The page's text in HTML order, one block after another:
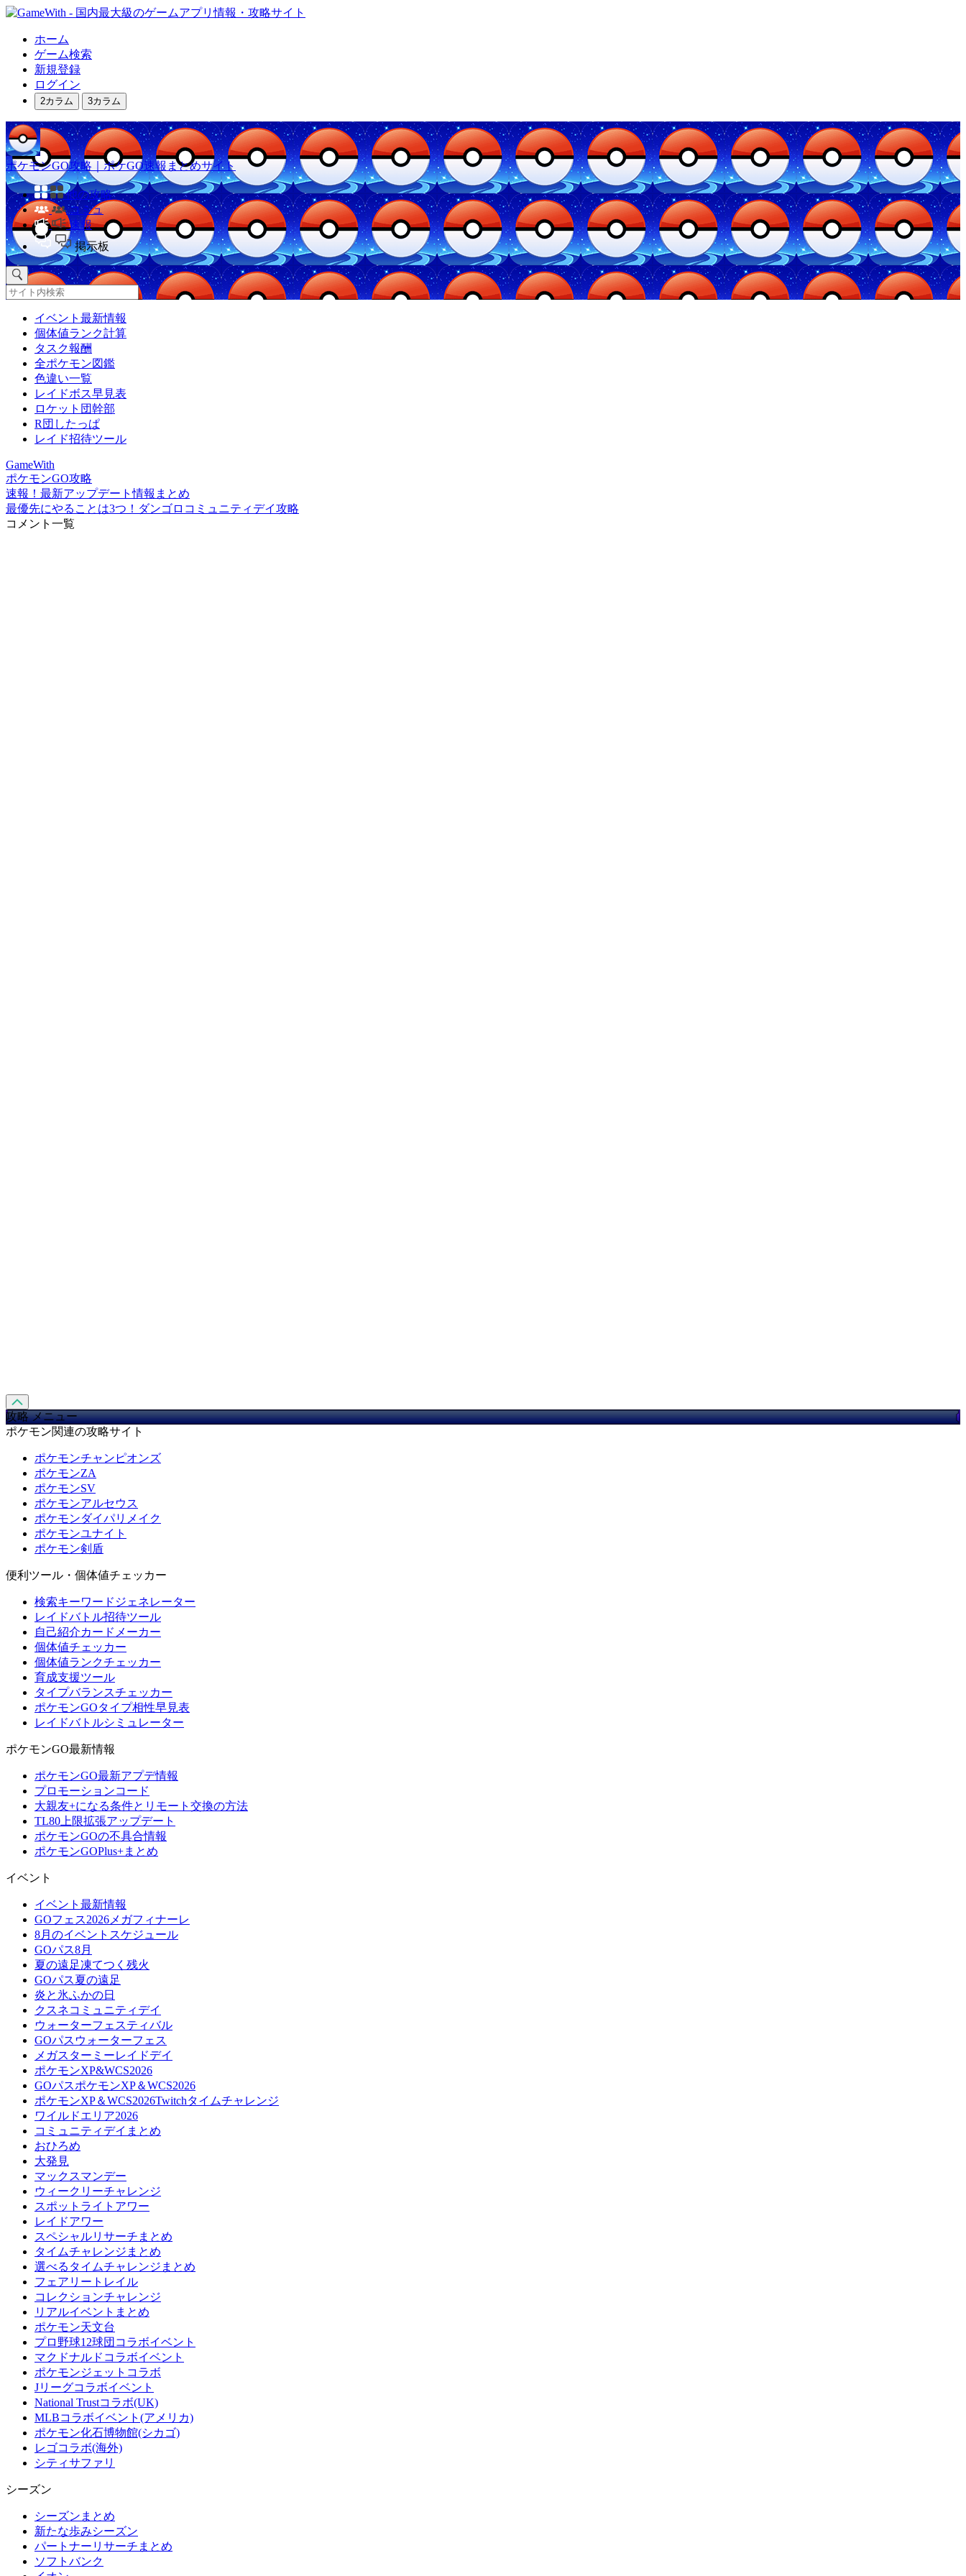
ホーム
ゲーム検索
新規登録
ログイン
2カラム 3カラム
ポケモンGO攻略｜ポケGO速報まとめサイト
他の攻略
コミュ
速報
掲示板
イベント最新情報
個体値ランク計算
タスク報酬
全ポケモン図鑑
色違い一覧
レイドボス早見表
ロケット団幹部
R団したっぱ
レイド招待ツール
GameWith
ポケモンGO攻略
速報！最新アップデート情報まとめ
最優先にやることは3つ！ダンゴロコミュニティデイ攻略
コメント一覧
攻略 メニュー
ポケモン関連の攻略サイト
ポケモンチャンピオンズ
ポケモンZA
ポケモンSV
ポケモンアルセウス
ポケモンダイパリメイク
ポケモンユナイト
ポケモン剣盾
便利ツール・個体値チェッカー
検索キーワードジェネレーター
レイドバトル招待ツール
自己紹介カードメーカー
個体値チェッカー
個体値ランクチェッカー
育成支援ツール
タイプバランスチェッカー
ポケモンGOタイプ相性早見表
レイドバトルシミュレーター
ポケモンGO最新情報
ポケモンGO最新アプデ情報
プロモーションコード
大親友+になる条件とリモート交換の方法
TL80上限拡張アップデート
ポケモンGOの不具合情報
ポケモンGOPlus+まとめ
イベント
イベント最新情報
GOフェス2026メガフィナーレ
8月のイベントスケジュール
GOパス8月
夏の遠足凍てつく残火
GOパス夏の遠足
炎と氷ふかの日
クスネコミュニティデイ
ウォーターフェスティバル
GOパスウォーターフェス
メガスターミーレイドデイ
ポケモンXP&WCS2026
GOパスポケモンXP＆WCS2026
ポケモンXP＆WCS2026Twitchタイムチャレンジ
ワイルドエリア2026
コミュニティデイまとめ
おひろめ
大発見
マックスマンデー
ウィークリーチャレンジ
スポットライトアワー
レイドアワー
スペシャルリサーチまとめ
タイムチャレンジまとめ
選べるタイムチャレンジまとめ
フェアリートレイル
コレクションチャレンジ
リアルイベントまとめ
ポケモン天文台
プロ野球12球団コラボイベント
マクドナルドコラボイベント
ポケモンジェットコラボ
Jリーグコラボイベント
National Trustコラボ(UK)
MLBコラボイベント(アメリカ)
ポケモン化石博物館(シカゴ)
レゴコラボ(海外)
シティサファリ
シーズン
シーズンまとめ
新たな歩みシーズン
パートナーリサーチまとめ
ソフトバンク